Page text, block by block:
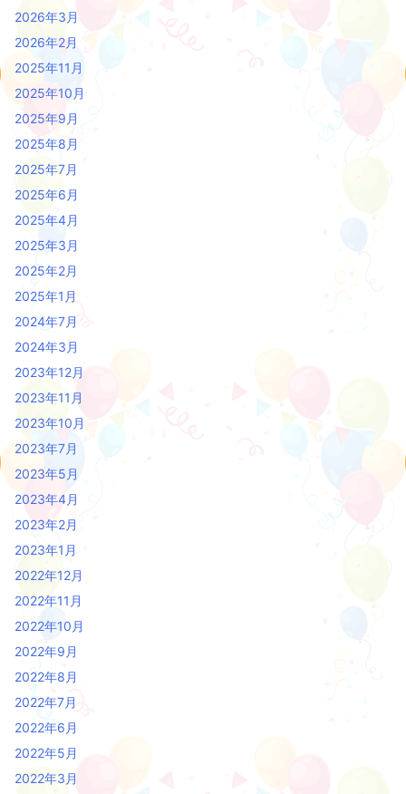
2026年3月
2026年2月
2025年11月
2025年10月
2025年9月
2025年8月
2025年7月
2025年6月
2025年4月
2025年3月
2025年2月
2025年1月
2024年7月
2024年3月
2023年12月
2023年11月
2023年10月
2023年7月
2023年5月
2023年4月
2023年2月
2023年1月
2022年12月
2022年11月
2022年10月
2022年9月
2022年8月
2022年7月
2022年6月
2022年5月
2022年3月